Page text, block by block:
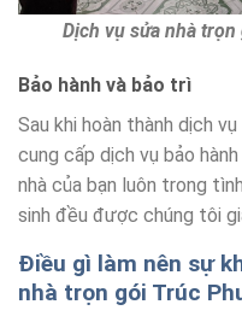
Dịch vụ sửa nhà
Bảo hành và bảo trì
Sau khi hoàn thành dịch vụ
cung cấp dịch vụ bảo
nhà của bạn luôn trong
sinh đều được chúng tôi
Điều gì làm nên sự
nhà trọn gói Trúc